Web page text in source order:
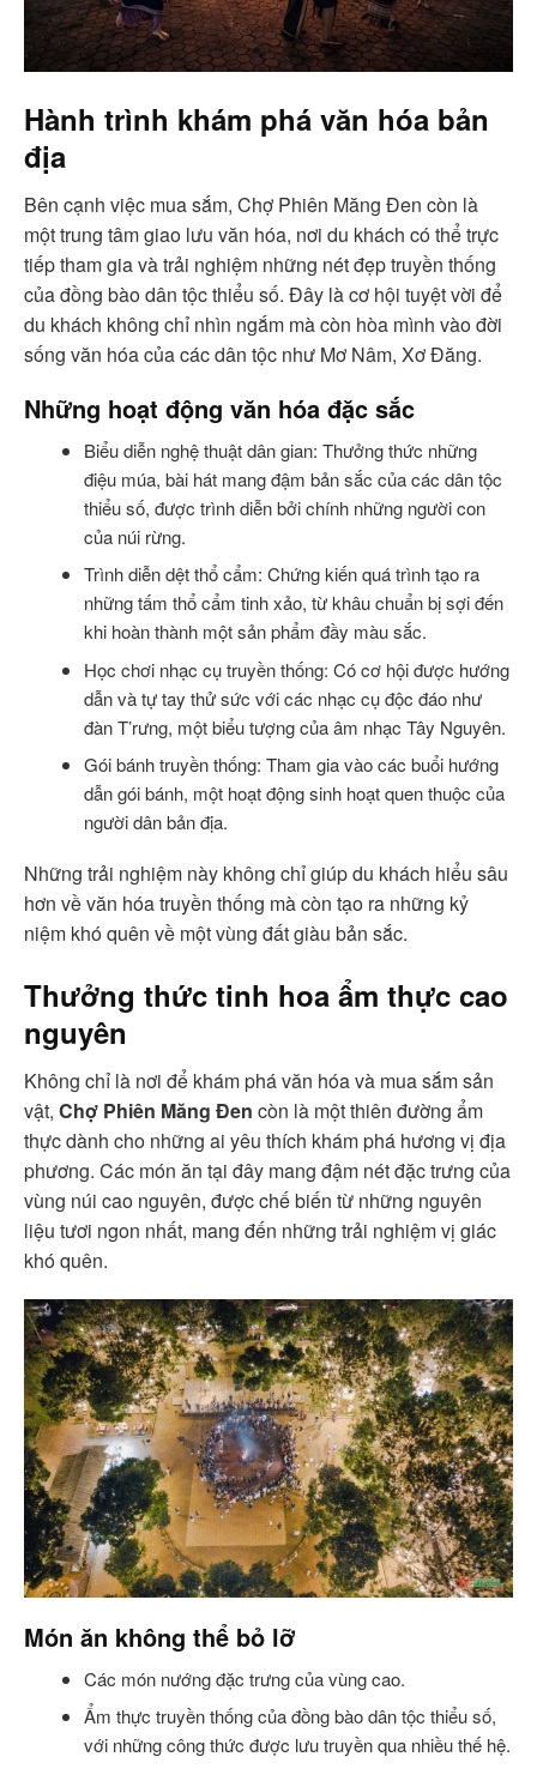
Hành trình khám phá văn hóa bản
địa
Bên cạnh việc mua sắm, Chợ Phiên Măng Đen còn là
một trung tâm giao lưu văn hóa, nơi du khách có thể trực
tiếp tham gia và trải nghiệm những nét đẹp truyền thống
của đồng bào dân tộc thiểu số. Đây là cơ hội tuyệt vời để
du khách không chỉ nhìn ngắm mà còn hòa mình vào đời
sống văn hóa của các dân tộc như Mơ Nâm, Xơ Đăng.
Những hoạt động văn hóa đặc sắc
Biểu diễn nghệ thuật dân gian: Thưởng thức những
điệu múa, bài hát mang đậm bản sắc của các dân tộc
thiểu số, được trình diễn bởi chính những người con
của núi rừng.
Trình diễn dệt thổ cẩm: Chứng kiến quá trình tạo ra
những tấm thổ cẩm tinh xảo, từ khâu chuẩn bị sợi đến
khi hoàn thành một sản phẩm đầy màu sắc.
Học chơi nhạc cụ truyền thống: Có cơ hội được hướng
dẫn và tự tay thử sức với các nhạc cụ độc đáo như
đàn T’rưng, một biểu tượng của âm nhạc Tây Nguyên.
Gói bánh truyền thống: Tham gia vào các buổi hướng
dẫn gói bánh, một hoạt động sinh hoạt quen thuộc của
người dân bản địa.
Những trải nghiệm này không chỉ giúp du khách hiểu sâu
hơn về văn hóa truyền thống mà còn tạo ra những kỷ
niệm khó quên về một vùng đất giàu bản sắc.
Thưởng thức tinh hoa ẩm thực cao
nguyên
Không chỉ là nơi để khám phá văn hóa và mua sắm sản
vật, Chợ Phiên Măng Đen còn là một thiên đường ẩm
thực dành cho những ai yêu thích khám phá hương vị địa
phương. Các món ăn tại đây mang đậm nét đặc trưng của
vùng núi cao nguyên, được chế biến từ những nguyên
liệu tươi ngon nhất, mang đến những trải nghiệm vị giác
khó quên.
Món ăn không thể bỏ lỡ
Các món nướng đặc trưng của vùng cao.
Ẩm thực truyền thống của đồng bào dân tộc thiểu số,
với những công thức được lưu truyền qua nhiều thế hệ.